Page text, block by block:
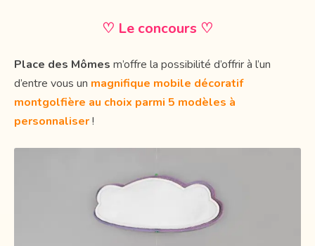
♡ Le concours ♡
Place des Mômes m’offre la possibilité d’offrir à l’un
d’entre vous un magnifique mobile décoratif
montgolfière au choix parmi 5 modèles à
personnaliser!